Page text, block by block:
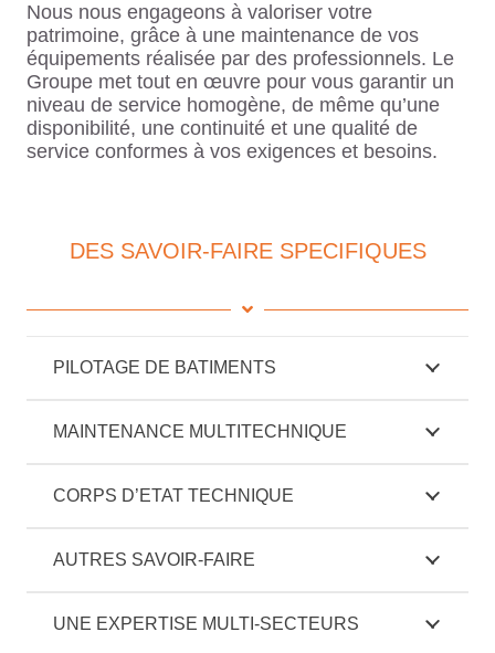
Nous nous engageons à valoriser votre
patrimoine, grâce à une maintenance de vos
équipements réalisée par des professionnels. Le
Groupe met tout en œuvre pour vous garantir un
niveau de service homogène, de même qu’une
disponibilité, une continuité et une qualité de
service conformes à vos exigences et besoins.
DES SAVOIR-FAIRE SPECIFIQUES
PILOTAGE DE BATIMENTS
MAINTENANCE MULTITECHNIQUE
CORPS D’ETAT TECHNIQUE
AUTRES SAVOIR-FAIRE
UNE EXPERTISE MULTI-SECTEURS